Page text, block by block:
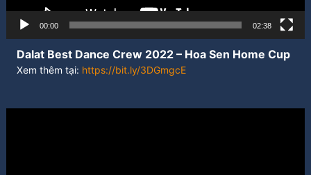
00:00 02:38
Dalat Best Dance Crew 2022 – Hoa Sen Home Cup
Xem thêm tại: https://bit.ly/3DGmgcE